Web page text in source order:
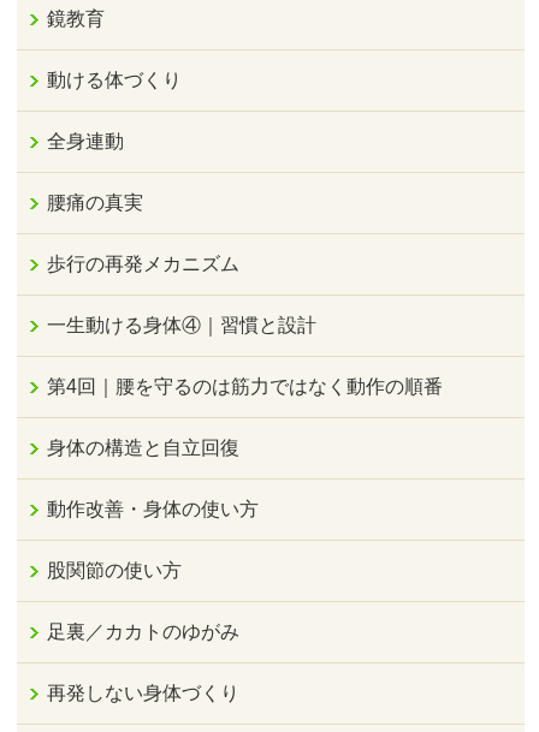
鏡教育
動ける体づくり
全身連動
腰痛の真実
歩行の再発メカニズム
一生動ける身体④｜習慣と設計
第4回｜腰を守るのは筋力ではなく動作の順番
身体の構造と自立回復
動作改善・身体の使い方
股関節の使い方
足裏／カカトのゆがみ
再発しない身体づくり